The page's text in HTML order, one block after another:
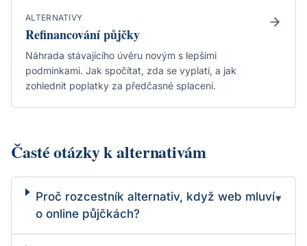
ALTERNATIVY
Refinancování půjčky
Náhrada stávajícího úvěru novým s lepšími
podmínkami. Jak spočítat, zda se vyplatí, a jak
zohlednit poplatky za předčasné splacení.
Časté otázky k alternativám
Proč rozcestník alternativ, když web mluví
o online půjčkách?
▾